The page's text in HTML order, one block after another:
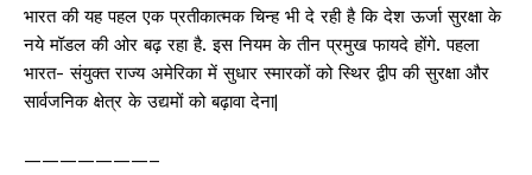
भारत की यह पहल एक प्रतीकात्मक चिन्ह भी दे रही है कि देश ऊर्जा सुरक्षा के
नये मॉडल की ओर बढ़ रहा है. इस नियम के तीन प्रमुख फायदे होंगे. पहला
भारत- संयुक्त राज्य अमेरिका में सुधार स्मारकों को स्थिर द्वीप की सुरक्षा और
सार्वजनिक क्षेत्र के उद्यमों को बढ़ावा देना|
———————–